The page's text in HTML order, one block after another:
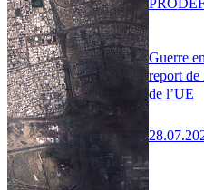
Guerre
report de
de l’UE